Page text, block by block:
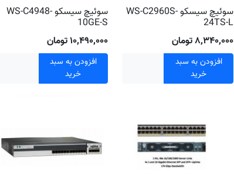
سوئیچ سیسکو WS-C2960S-
24TS-L
۸٬۳۴۰٬۰۰۰ تومان
افزودن به سبد
خرید
سوئیچ سیسکو WS-C4948-
10GE-S
۱۰٬۴۹۰٬۰۰۰ تومان
افزودن به سبد
خرید